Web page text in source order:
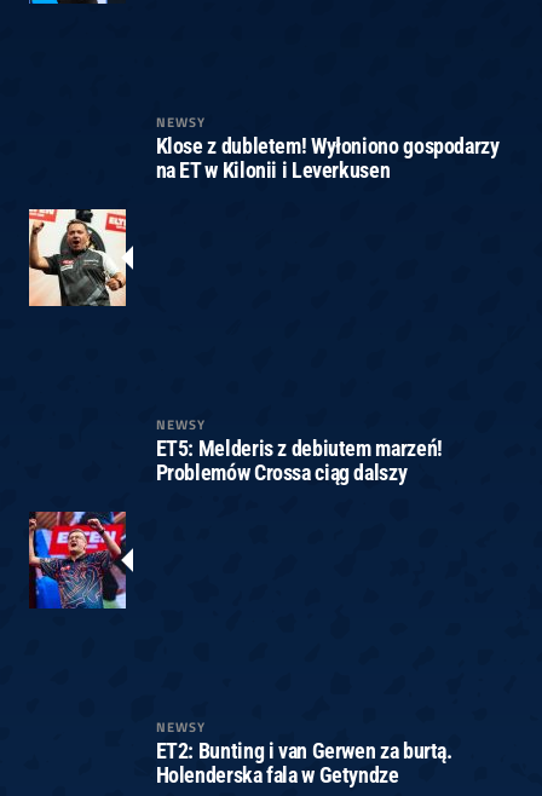
NEWSY
Klose z dubletem! Wyłoniono gospodarzy
na ET w Kilonii i Leverkusen
NEWSY
ET5: Melderis z debiutem marzeń!
Problemów Crossa ciąg dalszy
NEWSY
ET2: Bunting i van Gerwen za burtą.
Holenderska fala w Getyndze